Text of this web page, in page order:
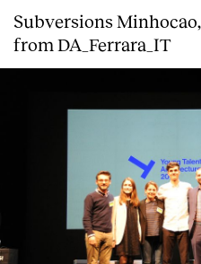
Subversions Minhocao,
from DA_Ferrara_IT